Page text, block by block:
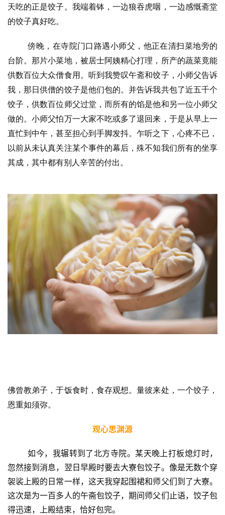
慈
善
教
人
物
寺
院
巡
礼
纪
佛
教
艺
术
政
责
声
登录 注册
天吃的正是饺子。我端着钵，一边狼吞虎咽，一边感慨斋堂
的饺子真好吃。
傍晚，在寺院门口路遇小师父，他正在清扫菜地旁的
台阶。那片小菜地，被居士阿姨精心打理，所产的蔬菜竟能
供数百位大众僧食用。听到我赞叹午斋和饺子，小师父告诉
我，那日供僧的饺子是他们包的。并告诉我共包了近五千个
饺子，供数百位师父过堂，而所有的馅是他和另一位小师父
做的。小师父怕万一大家不吃或多了退回来，于是从早上一
直忙到中午，甚至担心到手脚发抖。乍听之下，心疼不已，
以前从未认真关注某个事件的幕后，殊不知我们所有的坐享
其成，其中都有别人辛苦的付出。
佛曾教弟子，于饭食时，食存观想。量彼来处，一个饺子，
恩重如须弥。
观心思渊源
	如今，我辗转到了北方寺院。某天晚上打板熄灯时，
忽然接到消息，翌日早殿时要去大寮包饺子。像是无数个穿
袈裟上殿的日常一样，这天我穿起围裙和师父们到了大寮。
这次是为一百多人的午斋包饺子，期间师父们止语，饺子包
得迅速，上殿结束，恰好包完。